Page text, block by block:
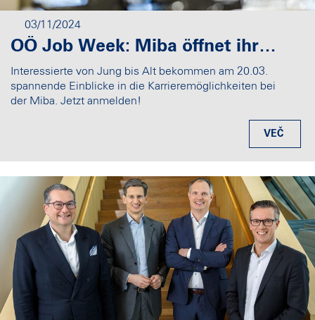
03/11/2024
OÖ Job Week: Miba öffnet ihre Türen für Interessierte an Jobs und Lehrberufen
Interessierte von Jung bis Alt bekommen am 20.03.
spannende Einblicke in die Karrieremöglichkeiten bei
der Miba. Jetzt anmelden!
VEČ